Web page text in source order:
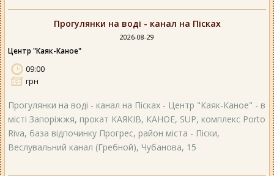
Прогулянки на воді - канал на Пісках
2026-08-29
Центр "Каяк-Каное"
09:00
грн
Прогулянки на воді - канал на Пісках - Центр "Каяк-Каное" - в
місті Запоріжжя, прокат КАЯКІВ, КАНОЕ, SUP, комплекс Porto
Riva, база відпочинку Прогрес, район міста - Піски,
Веслувальний канал (Гребной), Чубанова, 15